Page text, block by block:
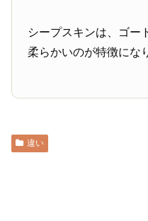
シープスキンは、ゴー
柔らかいのが特徴にな
違い